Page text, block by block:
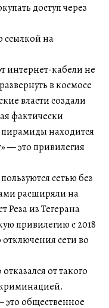
доступ через
ссылкой на
интернет-кабели не
в космосе
власти создали
фактически
находится
— это привилегия
сетью без
расширяли на
Реза из Тегерана
привилегию с 2018
сети во
от такого
это общественное